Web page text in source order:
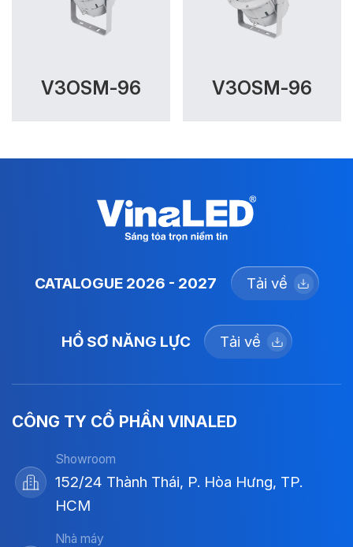
V3OSM-96 V3OSM-96
CATALOGUE 2026 - 2027 Tải về
HỒ SƠ NĂNG LỰC Tải về
CÔNG TY CỔ PHẦN VINALED
Showroom
152/24 Thành Thái, P. Hòa Hưng, TP.
HCM
Nhà máy